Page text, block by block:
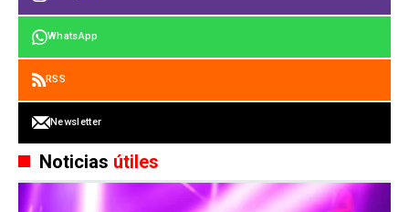
WhatsApp
RSS
Newsletter
Noticias útiles